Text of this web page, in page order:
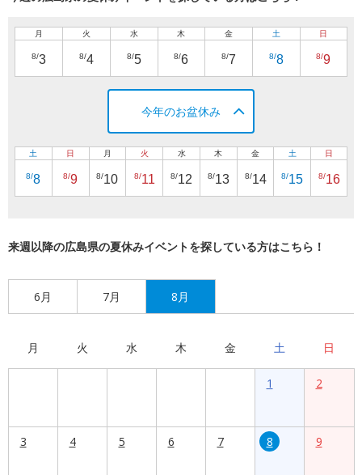
月
8/3
火
8/4
水
8/5
木
8/6
金
8/7
土
8/8
日
8/9
今年のお盆休み
土
8/8
日
8/9
月
8/10
火
8/11
水
8/12
木
8/13
金
8/14
土
8/15
日
8/16
来週以降の広島県の夏休みイベントを探している方はこちら！
6月 7月 8月
月 火 水 木 金 土 日
1 2
3 4 5 6 7 8 9